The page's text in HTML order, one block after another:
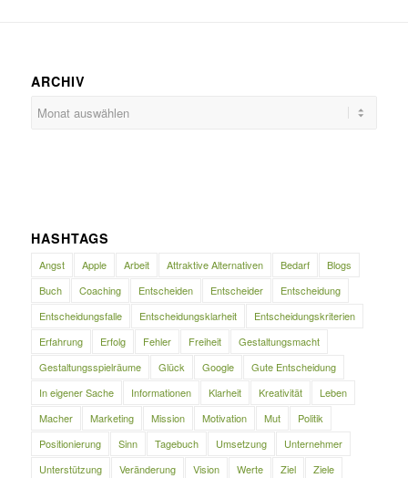
ARCHIV
HASHTAGS
Angst Apple Arbeit Attraktive Alternativen Bedarf
Blogs
Buch
Coaching Entscheiden Entscheider
Entscheidung
Entscheidungsfalle
Entscheidungsklarheit
Entscheidungskriterien
Erfahrung
Erfolg Fehler Freiheit
Gestaltungsmacht
Gestaltungsspielräume
Glück Google
Gute Entscheidung
In eigener Sache
Informationen Klarheit Kreativität
Leben
Macher
Marketing Mission Motivation Mut
Politik
Positionierung
Sinn Tagebuch Umsetzung
Unternehmer
Unterstützung
Veränderung Vision Werte Ziel Ziele